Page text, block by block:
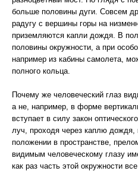
больше половины дуги. Совсем
радугу с вершины горы на
приземляются капли дождя. В
половины окружности, а при
например из кабины самолета,
полного кольца.
Почему же человеческий глаз
а не, например, в форме
вступает в силу закон
луч, проходя через каплю
положении в пространстве,
видимым человеческому глазу
как раз часть этой окружности